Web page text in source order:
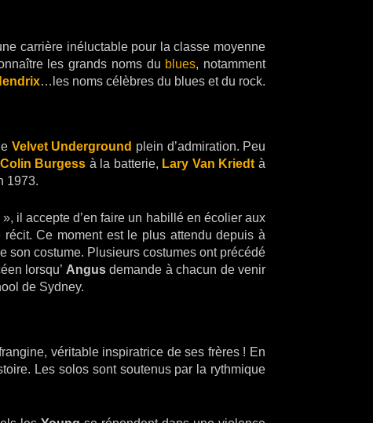
carrière inéluctable pour la classe moyenne
les grands noms du blues, notamment
…les noms célèbres du blues et du rock.
Velvet Underground plein d’admiration. Peu
Colin Burgess à la batterie, Lary Van Kriedt à
1973.
», il accepte d’en faire un habillé en écolier aux
Ce moment est le plus attendu depuis à
son costume. Plusieurs costumes ont précédé
lorsqu’ Angusdemande à chacun de venir
de Sydney.
véritable inspiratrice de ses frères ! En
Les solos sont soutenus par la rythmique